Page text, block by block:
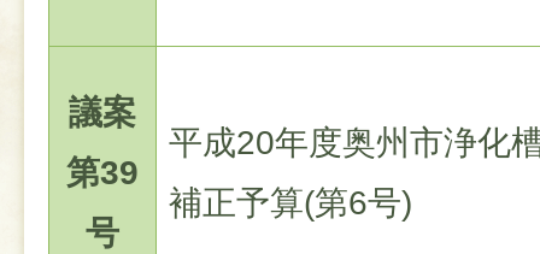
議案
第39
号
平成20年度奥州市浄化
補正予算(第6号)